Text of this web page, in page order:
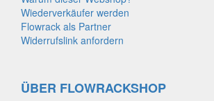
Wiederverkäufer werden
Flowrack als Partner
Widerrufslink anfordern
ÜBER FLOWRACKSHOP